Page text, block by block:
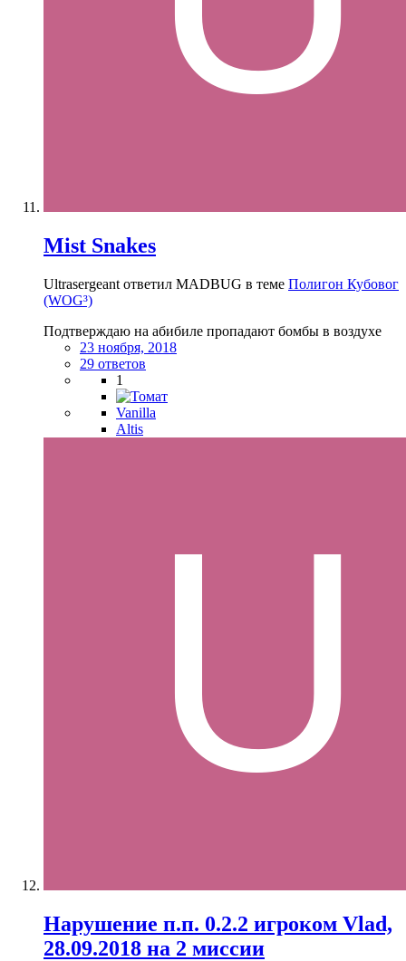
Mist Snakes
Ultrasergeant ответил MADBUG в теме Полигон Кубовог
(WOG³)
Подтверждаю на абибиле пропадают бомбы в воздухе
23 ноября, 2018
29 ответов
1
Vanilla
Altis
Нарушение п.п. 0.2.2 игроком Vlad,
28.09.2018 на 2 миссии